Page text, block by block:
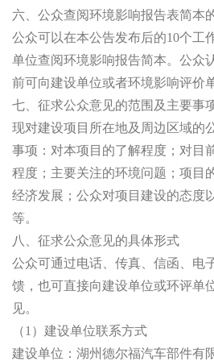
六、 公众查阅环境影响报告表简本
公众可以在本公告发布后的10个工
单位查阅环境影响报告简本。公众
前可向建设单位或者环境影响评价
七、 征求公众意见的范围及主要事
现对建设项目所在地及周边区域的
事项：对本项目的了解程度；对目
程度；主要关注的环境问题；项目
经济发展；公众对项目建设的态度
等。
八、 征求公众意见的具体形式
公众可通过电话、传真、信函、电
馈，也可直接向建设单位或环评单
见。
（1 ）建设单位联系方式
建设单位：湖州德尔福汽车部件有